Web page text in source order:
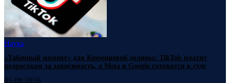
Наука
«Табачный момент» для Кремниевой долины: TikTok платит
подросткам за зависимость, а Meta и Google готовятся к суду
05.08.2026